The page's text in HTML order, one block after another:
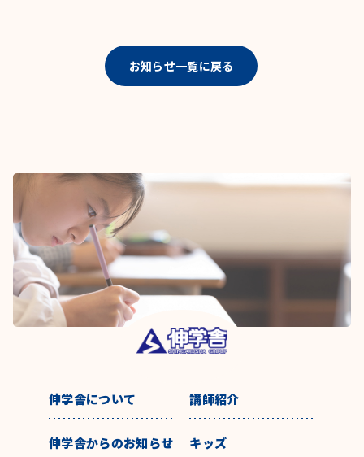
お知らせ一覧に戻る
伸学舎について 講師紹介
伸学舎からのお知らせ キッズ